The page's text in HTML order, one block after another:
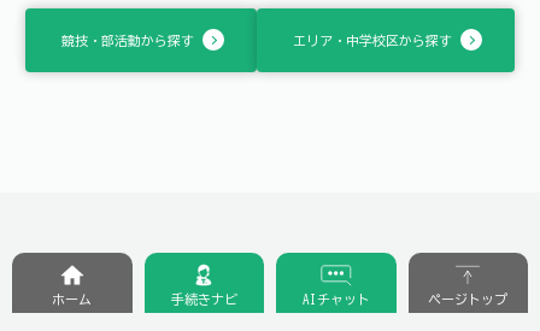
競技・部活動から探す エリア・中学校区から探す
ホーム 手続きナビ AIチャット ページトップ